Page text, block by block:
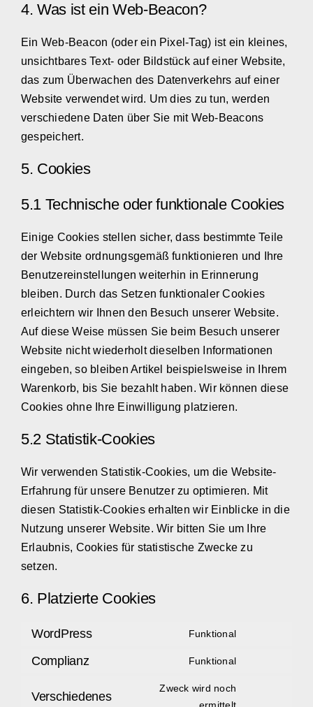
4. Was ist ein Web-Beacon?
Ein Web-Beacon (oder ein Pixel-Tag) ist ein kleines,
unsichtbares Text- oder Bildstück auf einer Website,
das zum Überwachen des Datenverkehrs auf einer
Website verwendet wird. Um dies zu tun, werden
verschiedene Daten über Sie mit Web-Beacons
gespeichert.
5. Cookies
5.1 Technische oder funktionale Cookies
Einige Cookies stellen sicher, dass bestimmte Teile
der Website ordnungsgemäß funktionieren und Ihre
Benutzereinstellungen weiterhin in Erinnerung
bleiben. Durch das Setzen funktionaler Cookies
erleichtern wir Ihnen den Besuch unserer Website.
Auf diese Weise müssen Sie beim Besuch unserer
Website nicht wiederholt dieselben Informationen
eingeben, so bleiben Artikel beispielsweise in Ihrem
Warenkorb, bis Sie bezahlt haben. Wir können diese
Cookies ohne Ihre Einwilligung platzieren.
5.2 Statistik-Cookies
Wir verwenden Statistik-Cookies, um die Website-
Erfahrung für unsere Benutzer zu optimieren. Mit
diesen Statistik-Cookies erhalten wir Einblicke in die
Nutzung unserer Website. Wir bitten Sie um Ihre
Erlaubnis, Cookies für statistische Zwecke zu
setzen.
6. Platzierte Cookies
WordPress Funktional
Complianz Funktional
Verschiedenes
Zweck wird noch